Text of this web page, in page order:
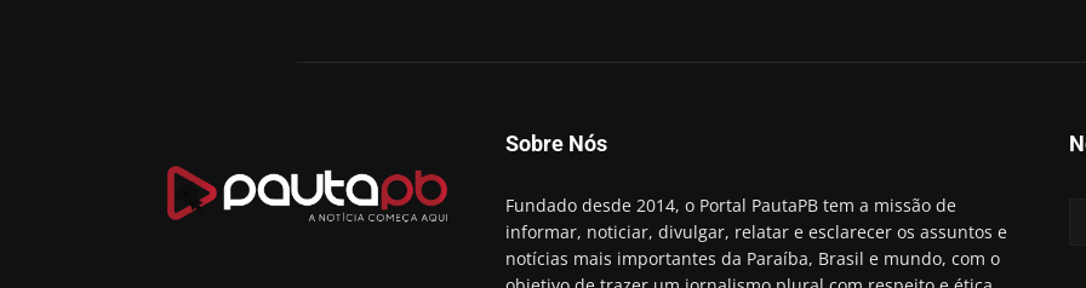
Sobre Nós
Fundado desde 2014, o Portal PautaPB tem a missão de
informar, noticiar, divulgar, relatar e esclarecer os assuntos e
notícias mais importantes da Paraíba, Brasil e mundo, com o